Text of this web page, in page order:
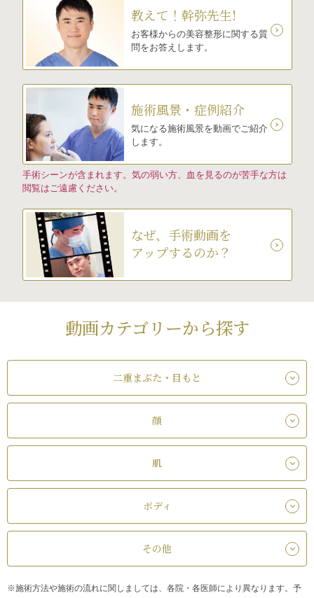
教えて！幹弥先生!
お客様からの美容整形に関する質
問をお答えします。
施術風景・症例紹介
気になる施術風景を動画でご紹介
します。
手術シーンが含まれます。気の弱い方、血を見るのが苦手な方は
閲覧はご遠慮ください。
なぜ、手術動画を
アップするのか？
動画カテゴリーから探す
二重まぶた・目もと
顔
肌
ボディ
その他
※施術方法や施術の流れに関しましては、各院・各医師により異なります。予